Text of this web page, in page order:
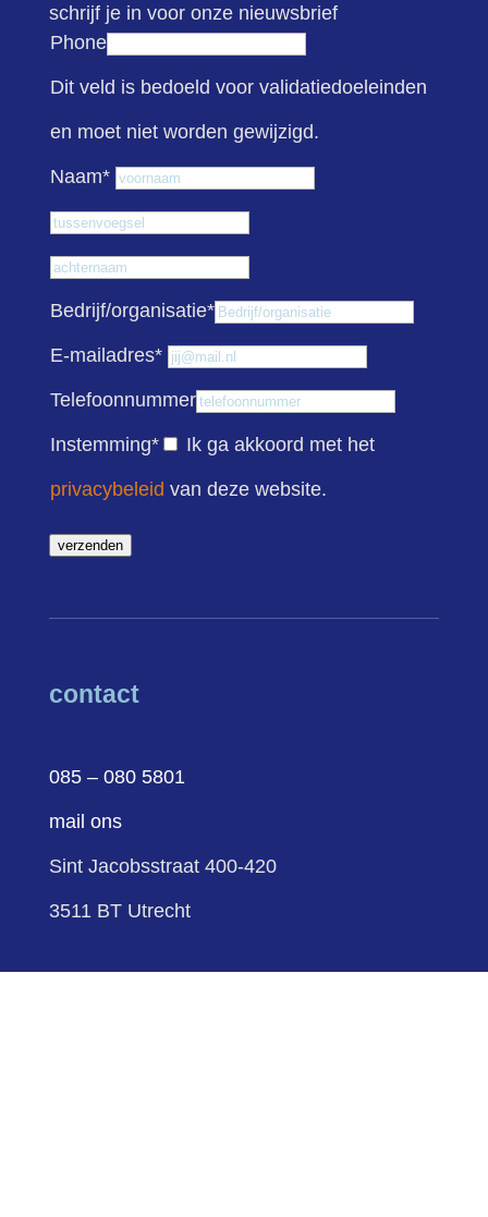
schrijf je in voor onze nieuwsbrief
Phone
Dit veld is bedoeld voor validatiedoeleinden
en moet niet worden gewijzigd.
Naam* Voornaam
Tussenvoegsel
Achternaam
Bedrijf/organisatie*
E-mailadres*
Telefoonnummer
Instemming* Ik ga akkoord met het
privacybeleid van deze website.
verzenden
contact
085 – 080 5801
mail ons
Sint Jacobsstraat 400-420
3511 BT Utrecht